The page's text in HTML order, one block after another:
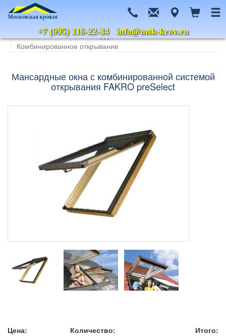
+7 (995) 116-22-34info@msk-krov.ru
Главная Каталог Мансардные окна
Fakro
Комбинированное открывание
Мансардные окна с комбинированной системой
открывания FAKRO preSelect
Цена: Количество: Итого: